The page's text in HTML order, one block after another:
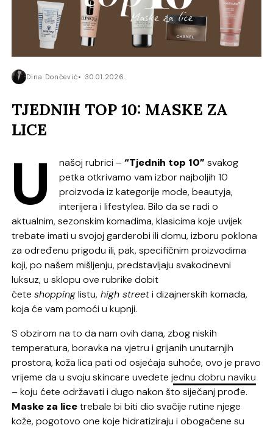
Dina Dončević 30.01.2026.
TJEDNIH TOP 10: MASKE ZA
LICE
U našoj rubrici –“Tjednih top 10”svakog
petka otkrivamo vam izbor najboljih 10
proizvoda iz kategorije mode, beautyja,
interijera i lifestylea. Bilo da se radi o
aktualnim, sezonskim komadima, klasicima koje uvijek
trebate imati u svojoj garderobi ili domu, izboru poklona
za određenu prigodu ili, pak, specifičnim proizvodima
koji, po našem mišljenju, predstavljaju svakodnevni
luksuz, u sklopu ove rubrike dobit
ćeteshoppinglistu, high streeti dizajnerskih komada,
koja će vam pomoći u kupnji.
S obzirom na to da nam ovih dana, zbog niskih
temperatura, boravka na vjetru i grijanih unutarnjih
prostora, koža lica pati od osjećaja suhoće, ovo je pravo
vrijeme da u svoju skincare uvedete jednu dobru naviku
– koju ćete održavati i dugo nakon što siječanj prođe.
Maske za licetrebale bi biti dio svačije rutine njege
kože, pogotovo one koje hidratiziraju i obogaćene su